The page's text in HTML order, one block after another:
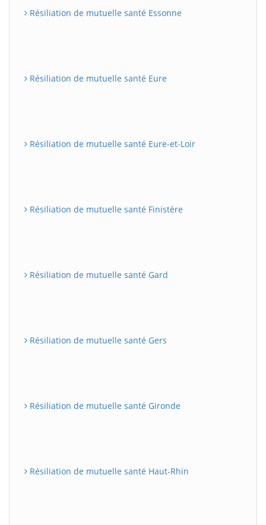
Résiliation de mutuelle santé Essonne
Résiliation de mutuelle santé Eure
Résiliation de mutuelle santé Eure-et-Loir
Résiliation de mutuelle santé Finistère
Résiliation de mutuelle santé Gard
Résiliation de mutuelle santé Gers
Résiliation de mutuelle santé Gironde
Résiliation de mutuelle santé Haut-Rhin